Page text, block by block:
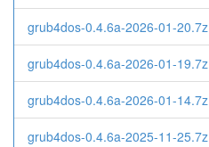
grub4dos-0.4.6a-2026-01-20.7z
grub4dos-0.4.6a-2026-01-19.7z
grub4dos-0.4.6a-2026-01-14.7z
grub4dos-0.4.6a-2025-11-25.7z